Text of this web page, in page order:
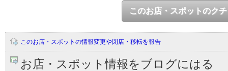
このお店・スポットのク
このお店・スポットの情報変更や閉店・移転を報告
お店・スポット情報をブログにはる